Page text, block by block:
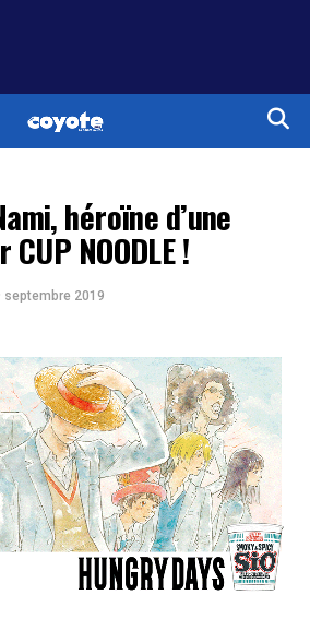
héroïne d’une
NOODLE !
septembre 2019